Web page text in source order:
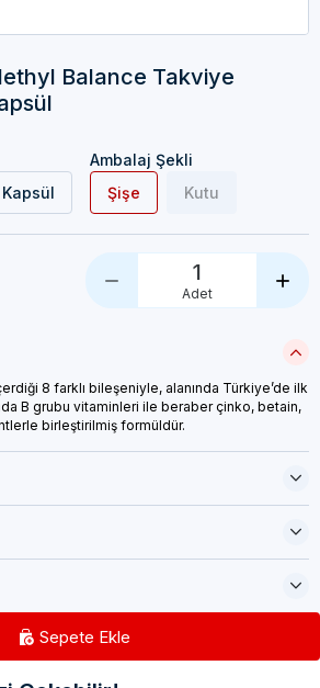
Balance Takviye
Ambalaj Şekli
Şişe
Kutu
1
Adet
8 farklı bileşeniyle, alanında Türkiye’de ilk
B grubu vitaminleri ile beraber çinko, betain,
birleştirilmiş formüldür.
Sepete Ekle